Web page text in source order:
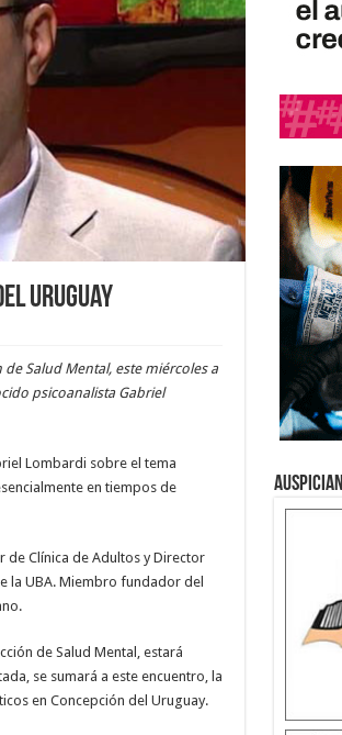
Uruguay
Salud Mental, este miércoles a
psicoanalista Gabriel
Lombardi sobre el tema
en tiempos de
de Clínica de Adultos y Director
la UBA. Miembro fundador del
de Salud Mental, estará
se sumará a este encuentro, la
en Concepción del Uruguay.
Auspician